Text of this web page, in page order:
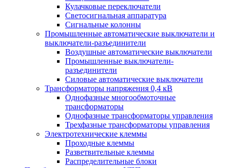
Кулачковые переключатели
Светосигнальная аппаратура
Сигнальные колонны
Промышленные автоматические выключатели и
выключатели-разъединители
Воздушные автоматические выключатели
Промышленные выключатели-
разъединители
Силовые автоматические выключатели
Трансформаторы напряжения 0,4 кВ
Однофазные многообмоточные
трансформаторы
Однофазные трансформаторы управления
Трехфазные трансформаторы управления
Электротехнические клеммы
Проходные клеммы
Разветвительные клеммы
Распределительные блоки